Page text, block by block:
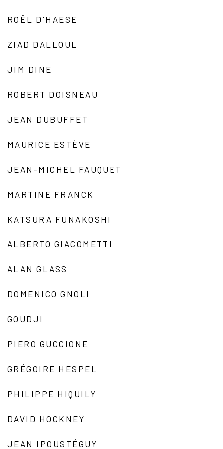
ROËL D'HAESE
ZIAD DALLOUL
JIM DINE
ROBERT DOISNEAU
JEAN DUBUFFET
MAURICE ESTÈVE
JEAN-MICHEL FAUQUET
MARTINE FRANCK
KATSURA FUNAKOSHI
ALBERTO GIACOMETTI
ALAN GLASS
DOMENICO GNOLI
GOUDJI
PIERO GUCCIONE
GRÉGOIRE HESPEL
PHILIPPE HIQUILY
DAVID HOCKNEY
JEAN IPOUSTÉGUY